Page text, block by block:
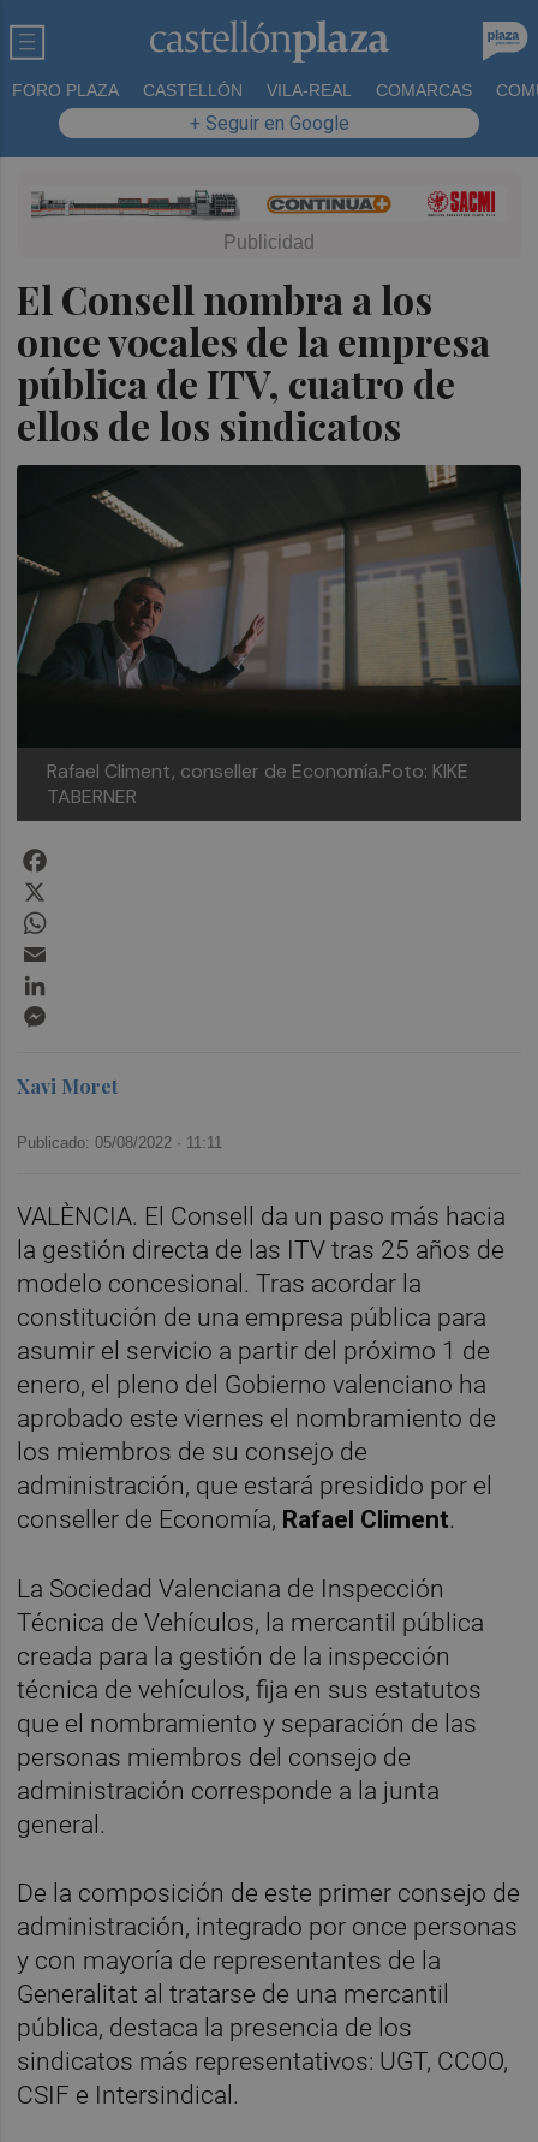
FORO PLAZA CASTELLÓN VILA-REAL COMARCAS
+ Seguir en Google
El Consell nombra a los
once vocales de la empresa
pública de ITV, cuatro de
ellos de los sindicatos
Rafael Climent, conseller de Economía.Foto: KIKE
TABERNER
Xavi Moret
Publicado: 05/08/2022 · 11:11
VALÈNCIA. El Consell da un paso más hacia
la gestión directa de las ITV tras 25 años de
modelo concesional. Tras acordar la
constitución de una empresa pública para
asumir el servicio a partir del próximo 1 de
enero, el pleno del Gobierno valenciano ha
aprobado este viernes el nombramiento de
los miembros de su consejo de
administración, que estará presidido por el
conseller de Economía, Rafael Climent.
La Sociedad Valenciana de Inspección
Técnica de Vehículos, la mercantil pública
creada para la gestión de la inspección
técnica de vehículos, fija en sus estatutos
que el nombramiento y separación de las
personas miembros del consejo de
administración corresponde a la junta
general.
De la composición de este primer consejo de
administración, integrado por once personas
y con mayoría de representantes de la
Generalitat al tratarse de una mercantil
pública, destaca la presencia de los
sindicatos más representativos: UGT, CCOO,
CSIF e Intersindical.